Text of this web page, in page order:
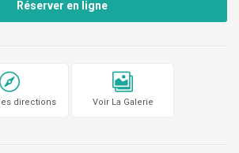
Réserver en ligne
directions Voir La Galerie